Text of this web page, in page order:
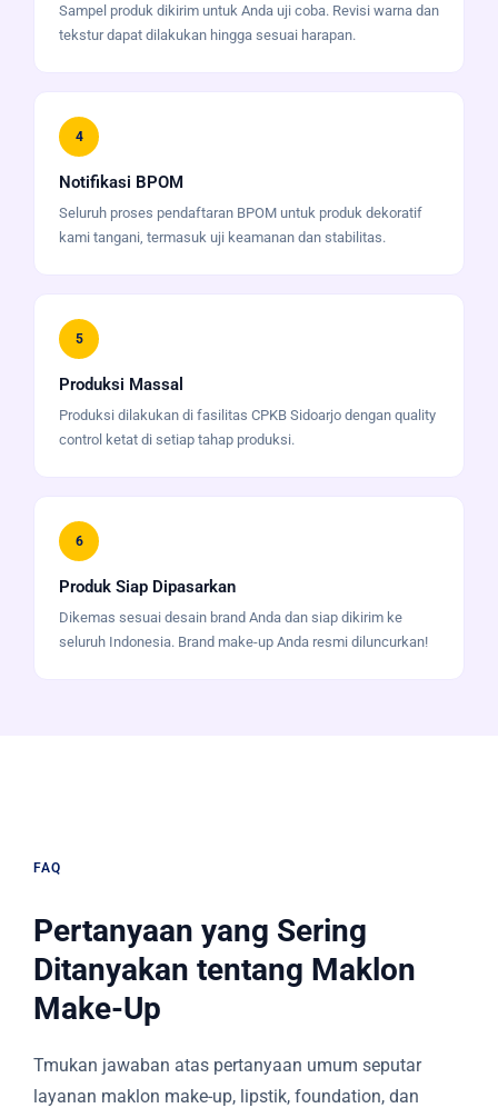
Sampel produk dikirim untuk Anda uji coba. Revisi warna dan
tekstur dapat dilakukan hingga sesuai harapan.
4
Notifikasi BPOM
Seluruh proses pendaftaran BPOM untuk produk dekoratif
kami tangani, termasuk uji keamanan dan stabilitas.
5
Produksi Massal
Produksi dilakukan di fasilitas CPKB Sidoarjo dengan quality
control ketat di setiap tahap produksi.
6
Produk Siap Dipasarkan
Dikemas sesuai desain brand Anda dan siap dikirim ke
seluruh Indonesia. Brand make-up Anda resmi diluncurkan!
FAQ
Pertanyaan yang Sering
Ditanyakan tentang Maklon
Make-Up
Tmukan jawaban atas pertanyaan umum seputar
layanan maklon make-up, lipstik, foundation, dan